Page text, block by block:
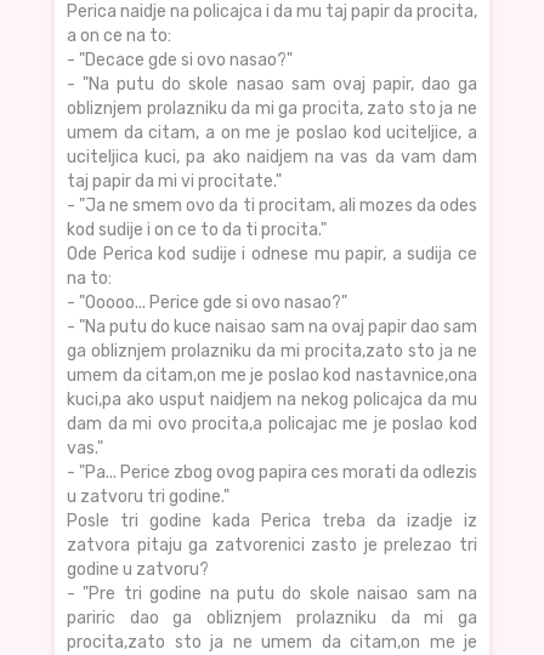
Perica naidje na policajca i da mu taj papir da procita,
a on ce na to:
- "Decace gde si ovo nasao?"
- "Na putu do skole nasao sam ovaj papir, dao ga
obliznjem prolazniku da mi ga procita, zato sto ja ne
umem da citam, a on me je poslao kod uciteljice, a
uciteljica kuci, pa ako naidjem na vas da vam dam
taj papir da mi vi procitate."
- "Ja ne smem ovo da ti procitam, ali mozes da odes
kod sudije i on ce to da ti procita."
Ode Perica kod sudije i odnese mu papir, a sudija ce
na to:
- "Ooooo... Perice gde si ovo nasao?"
- "Na putu do kuce naisao sam na ovaj papir dao sam
ga obliznjem prolazniku da mi procita,zato sto ja ne
umem da citam,on me je poslao kod nastavnice,ona
kuci,pa ako usput naidjem na nekog policajca da mu
dam da mi ovo procita,a policajac me je poslao kod
vas."
- "Pa... Perice zbog ovog papira ces morati da odlezis
u zatvoru tri godine."
Posle tri godine kada Perica treba da izadje iz
zatvora pitaju ga zatvorenici zasto je prelezao tri
godine u zatvoru?
- "Pre tri godine na putu do skole naisao sam na
pariric dao ga obliznjem prolazniku da mi ga
procita,zato sto ja ne umem da citam,on me je